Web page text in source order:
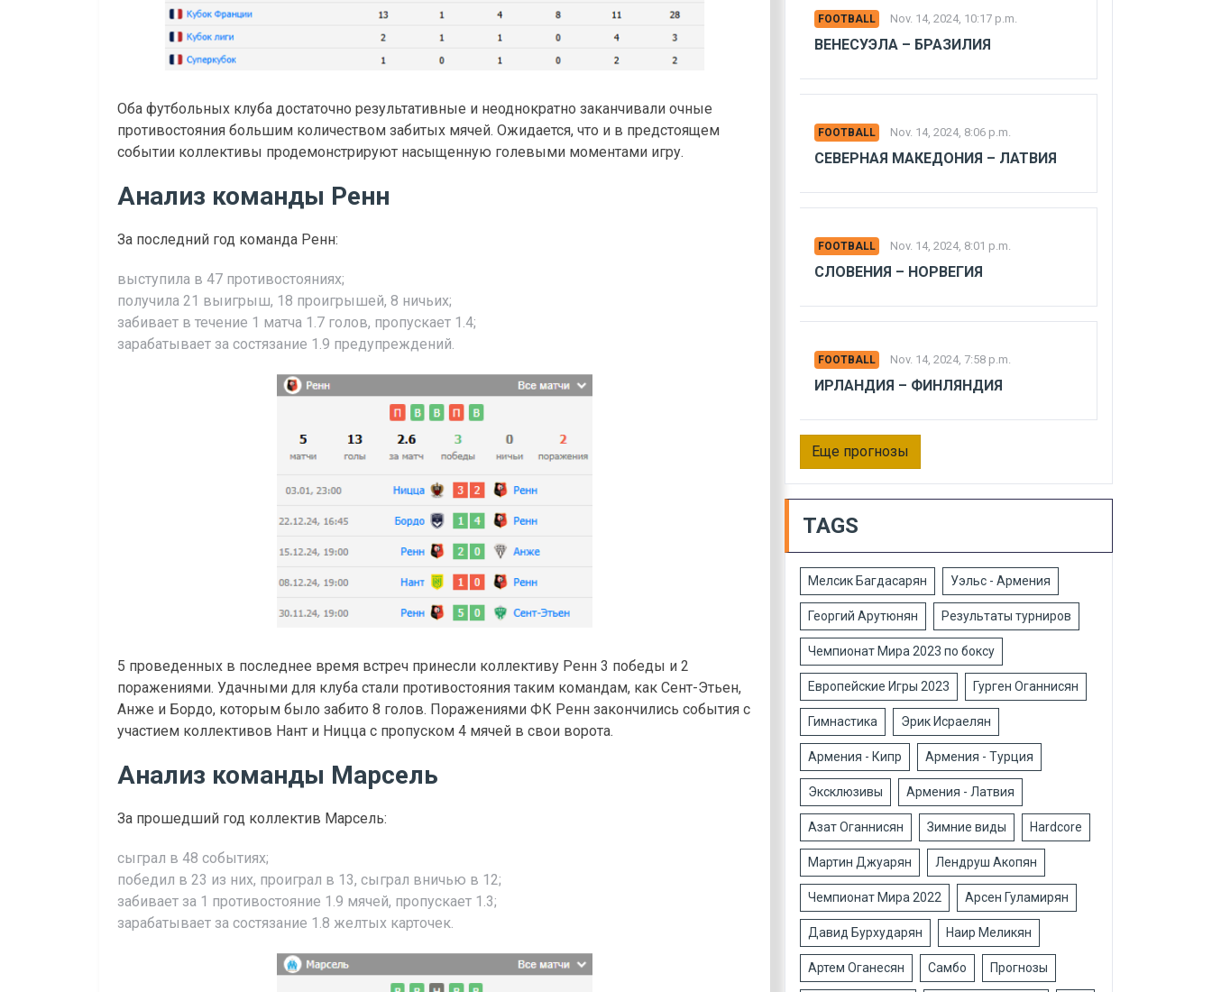
Оба футбольных клуба достаточно результативные и неоднократно заканчивали очные
противостояния большим количеством забитых мячей. Ожидается, что и в предстоящем
событии коллективы продемонстрируют насыщенную голевыми моментами игру.
Анализ команды Ренн
За последний год команда Ренн:
выступила в 47 противостояниях;
получила 21 выигрыш, 18 проигрышей, 8 ничьих;
забивает в течение 1 матча 1.7 голов, пропускает 1.4;
зарабатывает за состязание 1.9 предупреждений.
5 проведенных в последнее время встреч принесли коллективу Ренн 3 победы и 2
поражениями. Удачными для клуба стали противостояния таким командам, как Сент-Этьен,
Анже и Бордо, которым было забито 8 голов. Поражениями ФК Ренн закончились события с
участием коллективов Нант и Ницца с пропуском 4 мячей в свои ворота.
Анализ команды Марсель
За прошедший год коллектив Марсель:
сыграл в 48 событиях;
победил в 23 из них, проиграл в 13, сыграл вничью в 12;
забивает за 1 противостояние 1.9 мячей, пропускает 1.3;
зарабатывает за состязание 1.8 желтых карточек.
FOOTBALL Nov. 14, 2024, 10:17 p.m.
ВЕНЕСУЭЛА – БРАЗИЛИЯ
FOOTBALL Nov. 14, 2024, 8:06 p.m.
СЕВЕРНАЯ МАКЕДОНИЯ – ЛАТВИЯ
FOOTBALL Nov. 14, 2024, 8:01 p.m.
СЛОВЕНИЯ – НОРВЕГИЯ
FOOTBALL Nov. 14, 2024, 7:58 p.m.
ИРЛАНДИЯ – ФИНЛЯНДИЯ
Еще прогнозы
TAGS
Мелсик Багдасарян Уэльс - Армения
Георгий Арутюнян Результаты турниров
Чемпионат Мира 2023 по боксу
Европейские Игры 2023 Гурген Оганнисян
Гимнастика Эрик Исраелян
Армения - Кипр Армения - Турция
Эксклюзивы Армения - Латвия
Азат Оганнисян Зимние виды Hardcore
Мартин Джуарян Лендруш Акопян
Чемпионат Мира 2022 Арсен Гуламирян
Давид Бурхударян Наир Меликян
Артем Оганесян Самбо Прогнозы